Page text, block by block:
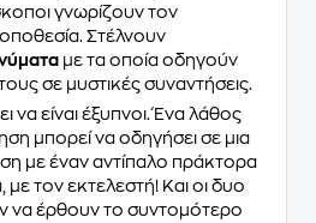
γνωρίζουν τον
Στέλνουν
με τα οποία οδηγούν
σε μυστικές συναντήσεις.
να είναι έξυπνοι. Ένα λάθος
μπορεί να οδηγήσει σε μια
με έναν αντίπαλο πράκτορα
με τον εκτελεστή! Και οι δυο
να έρθουν το συντομότερο